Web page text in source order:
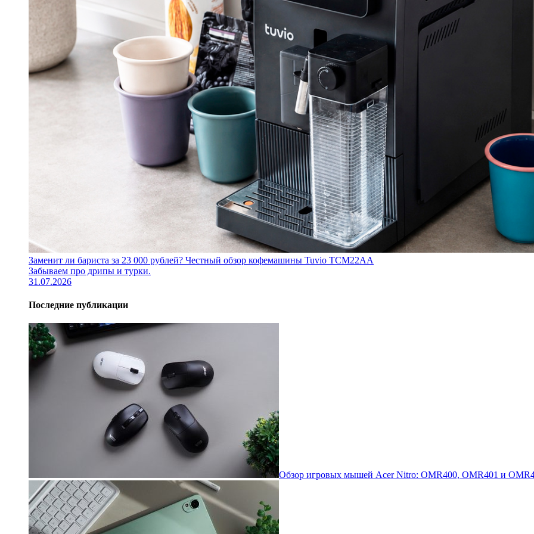
Заменит ли бариста за 23 000 рублей? Честный обзор кофемашины Tuvio TCM22AA
Забываем про дрипы и турки.
31.07.2026
Последние публикации
Обзор игровых мышей Acer Nitro: OMR400, OMR401 и